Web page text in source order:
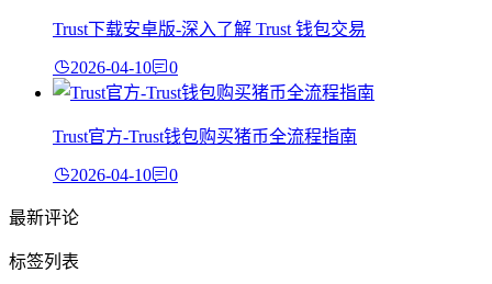
Trust下载安卓版-深入了解 Trust 钱包交易
2026-04-10 0
Trust官方-Trust钱包购买猪币全流程指南
2026-04-10 0
最新评论
标签列表